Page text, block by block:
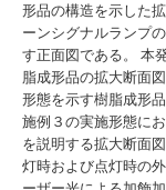
形品の構造を示した
ーンシグナルランプ
す正面図である。
本
脂成形品の拡大断面図
形態を示す樹脂成形
施例３の実施形態に
を説明する拡大断面図
灯時および点灯時の